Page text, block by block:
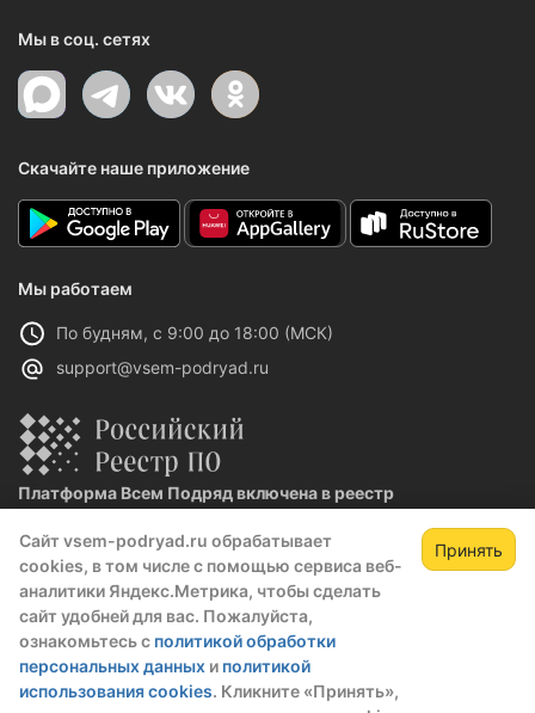
Сайт vsem-podryad.ru обрабатывает
cookies, в том числе с помощью сервиса веб-
аналитики Яндекс.Метрика, чтобы сделать
сайт удобней для вас. Пожалуйста,
ознакомьтесь с политикой обработки
персональных данных и политикой
использования cookies. Кликните «Принять»,
Принять
Мы в соц. сетях
Скачайте наше приложение
Мы работаем
По будням, с 9:00 до 18:00 (МСК)
support@vsem-podryad.ru
Платформа Всем Подряд включена в реестр
Реестровая запись №32021 от 06.02.2026
Политика конфиденциальности
О компании